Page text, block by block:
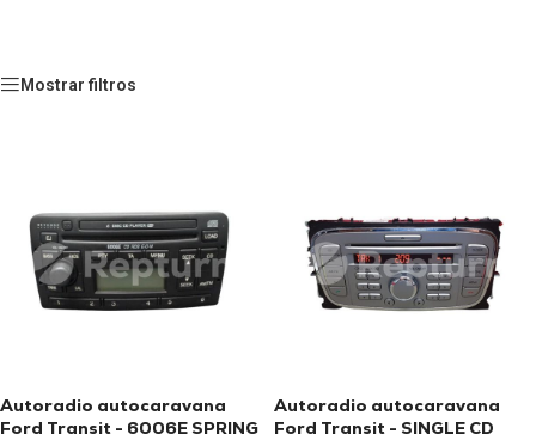
Mostrar filtros
Autoradio autocaravana
Ford Transit - 6006E SPRING
Autoradio autocaravana
Ford Transit - SINGLE CD